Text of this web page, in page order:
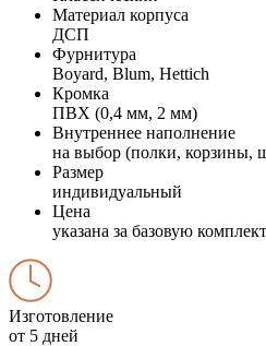
Материал корпуса
ДСП
Фурнитура
Boyard, Blum, Hettich
Кромка
ПВХ (0,4 мм, 2 мм)
Внутреннее наполнение
на выбор (полки, корзины,
Размер
индивидуальный
Цена
указана за базовую
Изготовление
от 5 дней